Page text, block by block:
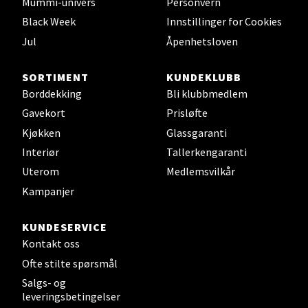
Black Week
Jul
Innstillinger for Cookies
Åpenhetsloven
SORTIMENT
Borddekking
Gavekort
Kjøkken
Interiør
Uterom
Kampanjer
KUNDEKLUBB
Bli klubbmedlem
Prisløfte
Glassgaranti
Tallerkengaranti
Medlemsvilkår
KUNDESERVICE
Kontakt oss
Ofte stilte spørsmål
Salgs- og
leveringsbetingelser
0 i butikk
Leirvik - Stord
Åpent i dag 10-17
Oslo - Thon Senter Storo